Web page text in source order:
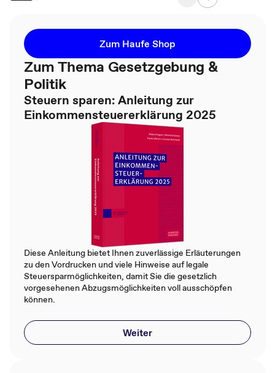
Zum Haufe Shop
Zum Thema Gesetzgebung &
Politik
Steuern sparen: Anleitung zur
Einkommensteuererklärung 2025
Diese Anleitung bietet Ihnen zuverlässige Erläuterungen
zu den Vordrucken und viele Hinweise auf legale
Steuersparmöglichkeiten, damit Sie die gesetzlich
vorgesehenen Abzugsmöglichkeiten voll ausschöpfen
können.
Weiter